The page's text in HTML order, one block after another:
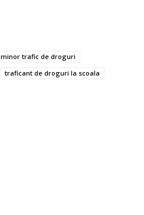
minor trafic de droguri
traficant de droguri la scoala